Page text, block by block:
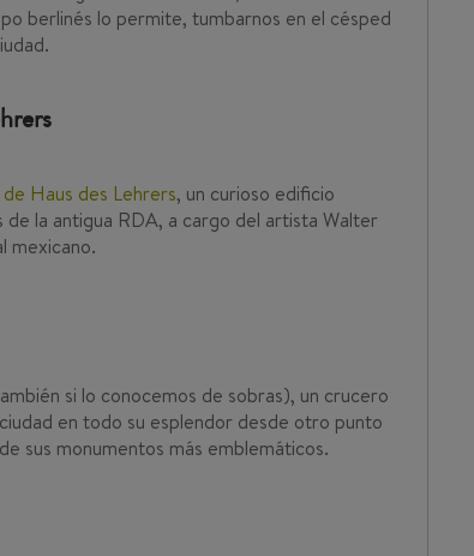
berlinés lo permite, tumbarnos en el césped
Haus des Lehrers, un curioso edificio
la antigua RDA, a cargo del artista Walter
mexicano.
si lo conocemos de sobras), un crucero
en todo su esplendor desde otro punto
sus monumentos más emblemáticos.